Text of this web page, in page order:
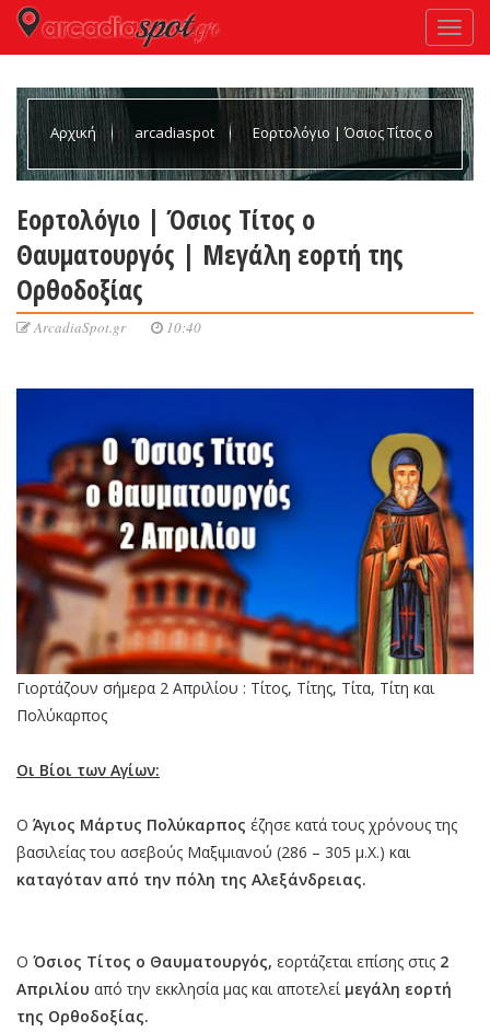
Αρχική arcadiaspot Εορτολόγιο | Όσιος Τίτος ο
Εορτολόγιο | Όσιος Τίτος ο
Θαυματουργός | Μεγάλη εορτή της
Ορθοδοξίας
ArcadiaSpot.gr 10:40
Γιορτάζουν σήμερα 2 Απριλίου : Τίτος, Τίτης, Τίτα, Τίτη και
Πολύκαρπος
Οι Βίοι των Αγίων:
Ο Άγιος Μάρτυς Πολύκαρπος έζησε κατά τους χρόνους της
βασιλείας του ασεβούς Μαξιμιανού (286 – 305 μ.Χ.) και
καταγόταν από την πόλη της Αλεξάνδρειας.
Ο Όσιος Τίτος ο Θαυματουργός, εορτάζεται επίσης στις 2
Απριλίου από την εκκλησία μας και αποτελεί μεγάλη εορτή
της Ορθοδοξίας.